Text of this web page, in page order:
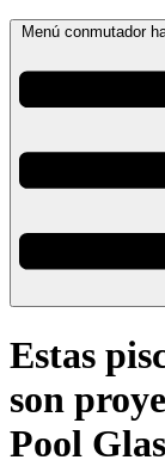
Menú conmutador
Estas
son
Pool